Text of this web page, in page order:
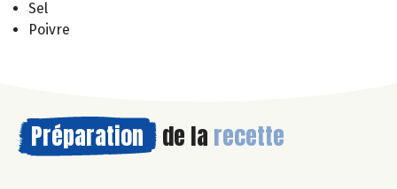
Sel
Poivre
Préparation de la recette